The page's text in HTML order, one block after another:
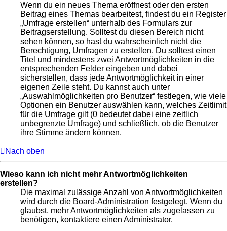
Wenn du ein neues Thema eröffnest oder den ersten
Beitrag eines Themas bearbeitest, findest du ein Register
„Umfrage erstellen“ unterhalb des Formulars zur
Beitragserstellung. Solltest du diesen Bereich nicht
sehen können, so hast du wahrscheinlich nicht die
Berechtigung, Umfragen zu erstellen. Du solltest einen
Titel und mindestens zwei Antwortmöglichkeiten in die
entsprechenden Felder eingeben und dabei
sicherstellen, dass jede Antwortmöglichkeit in einer
eigenen Zeile steht. Du kannst auch unter
„Auswahlmöglichkeiten pro Benutzer“ festlegen, wie viele
Optionen ein Benutzer auswählen kann, welches Zeitlimit
für die Umfrage gilt (0 bedeutet dabei eine zeitlich
unbegrenzte Umfrage) und schließlich, ob die Benutzer
ihre Stimme ändern können.
Nach oben
Wieso kann ich nicht mehr Antwortmöglichkeiten
erstellen?
Die maximal zulässige Anzahl von Antwortmöglichkeiten
wird durch die Board-Administration festgelegt. Wenn du
glaubst, mehr Antwortmöglichkeiten als zugelassen zu
benötigen, kontaktiere einen Administrator.